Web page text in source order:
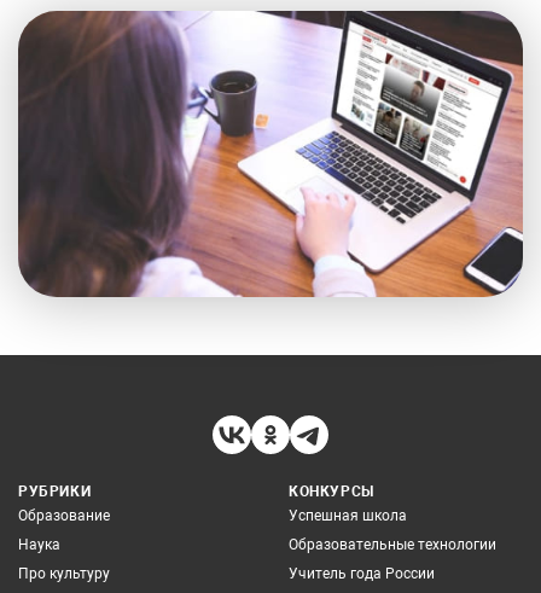
РУБРИКИ
Образование
Наука
Про культуру
КОНКУРСЫ
Успешная школа
Образовательные технологии
Учитель года России